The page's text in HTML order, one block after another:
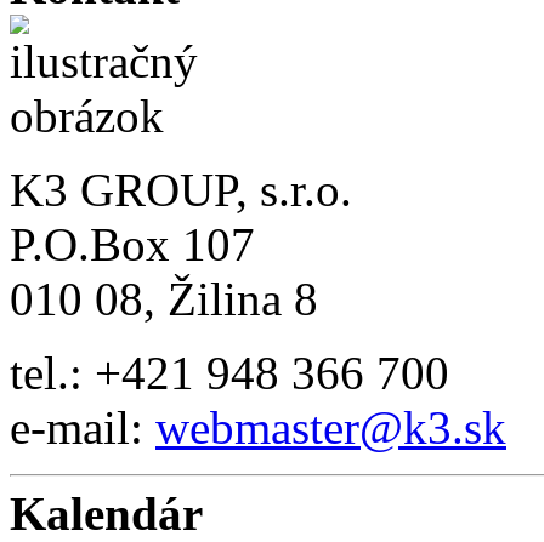
K3 GROUP, s.r.o.
P.O.Box 107
010 08, Žilina 8
tel.: +421 948 366 700
e-mail: webmaster@k3.sk
Kalendár